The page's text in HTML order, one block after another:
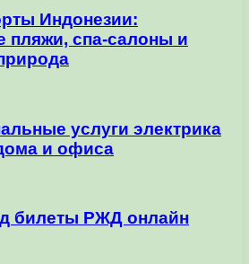
Индонезии:
пляжи, спа-салоны и
услуги электрика
и офиса
билеты РЖД онлайн